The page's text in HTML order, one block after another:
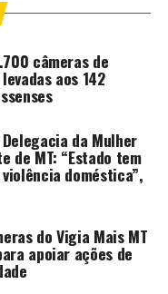
– MT
câmeras de
aos 142
da Mulher
de MT: “Estado tem
doméstica”,
do Vigia Mais MT
apoiar ações de